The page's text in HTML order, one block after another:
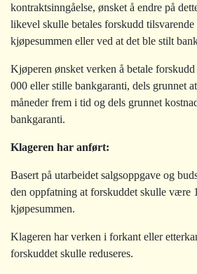
kontraktsinngåelse, ønsket å endre på
likevel skulle betales forskudd tilsvarende
kjøpesummen eller ved at det ble stilt
Kjøperen ønsket verken å betale
000 eller stille bankgaranti, dels grunnet
måneder frem i tid og dels grunnet
bankgaranti.
Klageren har anført:
Basert på utarbeidet salgsoppgave og
den oppfatning at forskuddet skulle være
kjøpesummen.
Klageren har verken i forkant eller
forskuddet skulle reduseres.